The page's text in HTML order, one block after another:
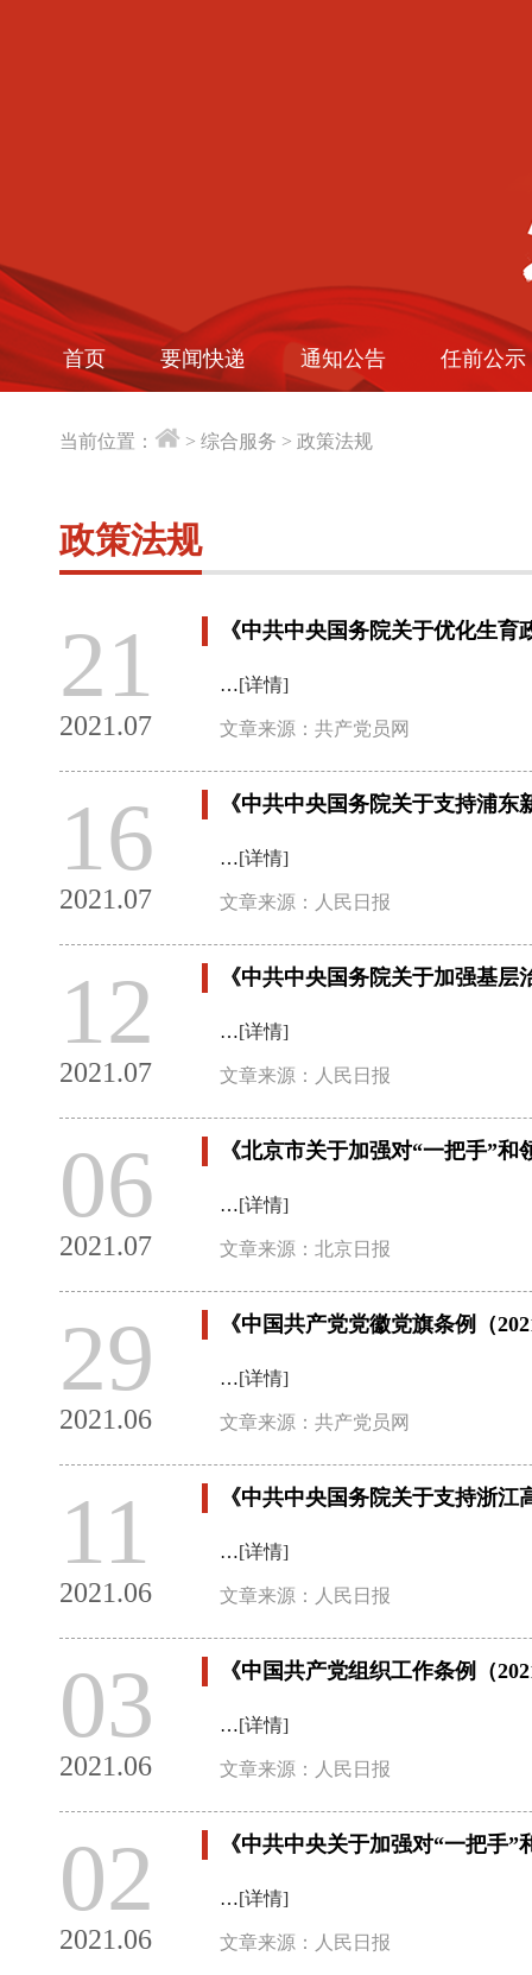
首页 要闻快递 通知公告 任前公示
当前位置： > 综合服务 > 政策法规
政策法规
21
2021.07
《中共中央国务院关于优化生
…[详情]
文章来源：共产党员网
16
2021.07
《中共中央国务院关于支持浦
…[详情]
文章来源：人民日报
12
2021.07
《中共中央国务院关于加强基
…[详情]
文章来源：人民日报
06
2021.07
《北京市关于加强对“一把手”
…[详情]
文章来源：北京日报
29
2021.06
《中国共产党党徽党旗条例（
…[详情]
文章来源：共产党员网
11
2021.06
《中共中央国务院关于支持浙
…[详情]
文章来源：人民日报
03
2021.06
《中国共产党组织工作条例（
…[详情]
文章来源：人民日报
02
2021.06
《中共中央关于加强对“一把手
…[详情]
文章来源：人民日报